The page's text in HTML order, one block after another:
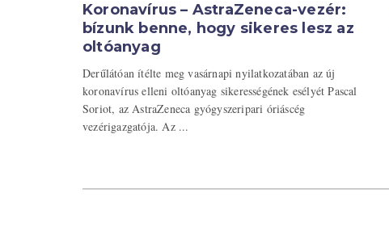
Koronavírus – AstraZeneca-vezér:
bízunk benne, hogy sikeres lesz az
oltóanyag
Derűlátóan ítélte meg vasárnapi nyilatkozatában az új
koronavírus elleni oltóanyag sikerességének esélyét Pascal
Soriot, az AstraZeneca gyógyszeripari óriáscég
vezérigazgatója. Az ...